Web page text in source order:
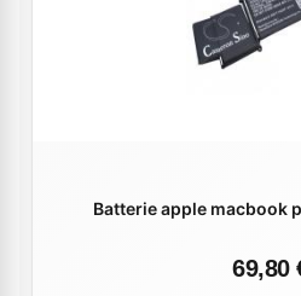
Batterie apple macbook
69,80